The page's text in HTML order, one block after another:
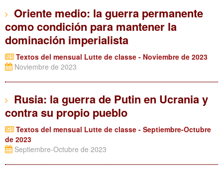
Oriente medio: la guerra permanente
como condición para mantener la
dominación imperialista
Textos del mensual Lutte de classe - Noviembre de 2023
Noviembre de 2023
Rusia: la guerra de Putin en Ucrania y
contra su propio pueblo
Textos del mensual Lutte de classe - Septiembre-Octubre
de 2023
Septiembre-Octubre de 2023